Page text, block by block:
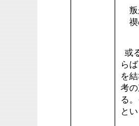
叛
禊
或
ら
を
考
る
と